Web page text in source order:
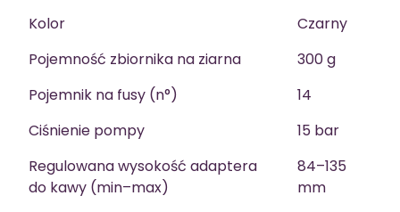
Kolor
Czarny
Pojemność zbiornika na ziarna
300 g
Pojemnik na fusy (n°)
14
Ciśnienie pompy
15 bar
Regulowana wysokość adaptera
do kawy (min–max)
84–135
mm